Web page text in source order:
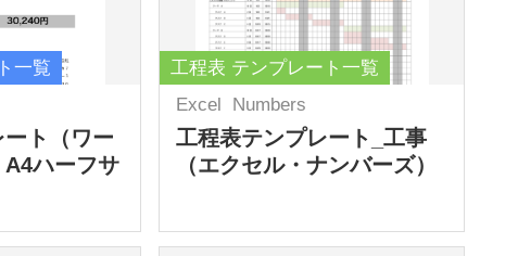
一覧
ト（ワー
A4ハーフサ
工程表 テンプレート一覧
Excel
Numbers
工程表テンプレート_工事
（エクセル・ナンバーズ）